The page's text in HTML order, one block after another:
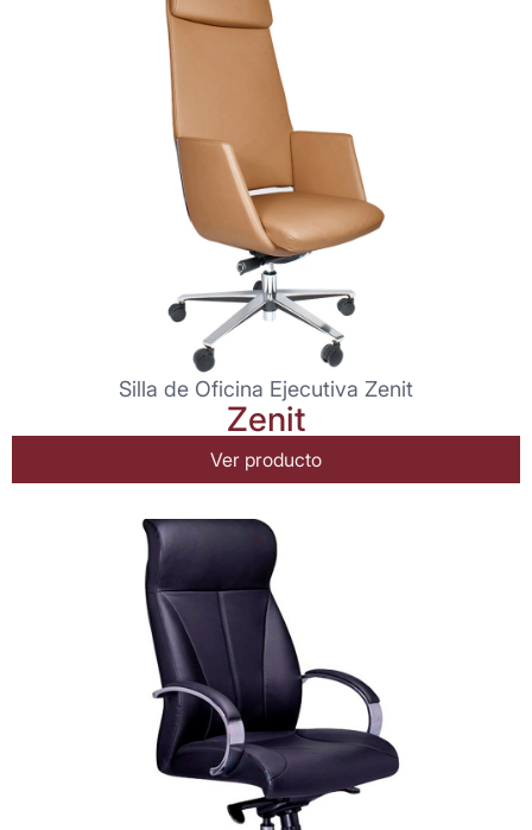
Silla de Oficina Ejecutiva Zenit
Zenit
Ver producto